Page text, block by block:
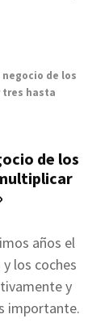
negocio de los
tres hasta
de los
años el
los coches
y
importante.